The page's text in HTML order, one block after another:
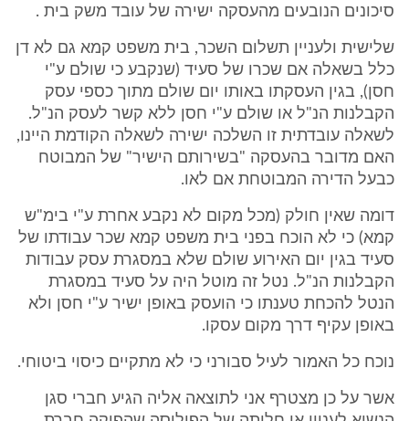
סיכונים הנובעים מהעסקה ישירה של עובד משק בית .
שלישית ולעניין תשלום השכר, בית משפט קמא גם לא דן
כלל בשאלה אם שכרו של סעיד (שנקבע כי שולם ע"י
חסן), בגין העסקתו באותו יום שולם מתוך כספי עסק
הקבלנות הנ"ל או שולם ע"י חסן ללא קשר לעסק הנ"ל.
לשאלה עובדתית זו השלכה ישירה לשאלה הקודמת היינו,
האם מדובר בהעסקה "בשירותם הישיר" של המבוטח
כבעל הדירה המבוטחת אם לאו.
דומה שאין חולק (מכל מקום לא נקבע אחרת ע"י בימ"ש
קמא) כי לא הוכח בפני בית משפט קמא שכר עבודתו של
סעיד בגין יום האירוע שולם שלא במסגרת עסק עבודות
הקבלנות הנ"ל. נטל זה מוטל היה על סעיד במסגרת
הנטל להכחת טענתו כי הועסק באופן ישיר ע"י חסן ולא
באופן עקיף דרך מקום עסקו.
נוכח כל האמור לעיל סבורני כי לא מתקיים כיסוי ביטוחי.
אשר על כן מצטרף אני לתוצאה אליה הגיע חברי סגן